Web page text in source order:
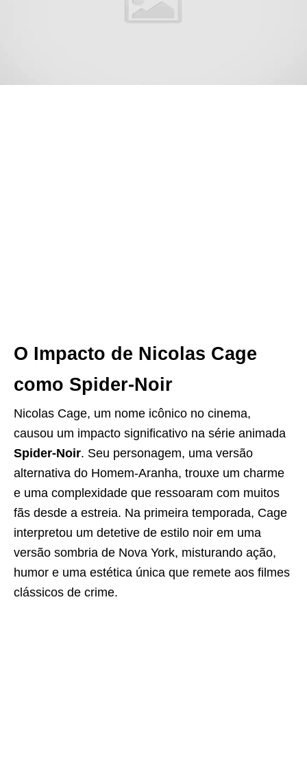
O Impacto de Nicolas Cage
como Spider-Noir
Nicolas Cage, um nome icônico no cinema,
causou um impacto significativo na série animada
Spider-Noir. Seu personagem, uma versão
alternativa do Homem-Aranha, trouxe um charme
e uma complexidade que ressoaram com muitos
fãs desde a estreia. Na primeira temporada, Cage
interpretou um detetive de estilo noir em uma
versão sombria de Nova York, misturando ação,
humor e uma estética única que remete aos filmes
clássicos de crime.